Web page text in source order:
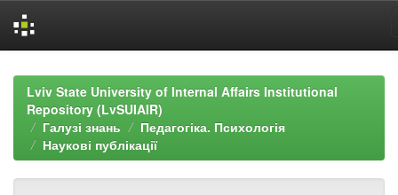
navigationLviv State University of Internal Affairs Institutional
Repository (LvSUIAIR)
Галузі знань
Педагогіка. Психологія
Наукові публікації